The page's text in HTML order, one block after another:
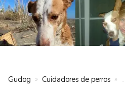
Gudog » Cuidadores de perros »